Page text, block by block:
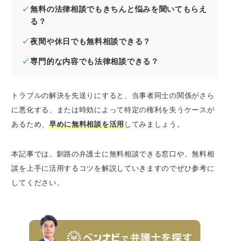
釧路の弁護士にネットトラブルの無料法律相
談をしたいとき
釧路の弁護士に無料相談するときのコツ
証拠や資料を集めておく
弁護士費用を必ず聞いておく
釧路で法律問題を解決するときの弁護士の選び
経歴の長い弁護士を選ぶ
解決したい分野に注力している弁護士を選ぶ
専門書などを監修している弁護士を選ぶ
依頼者の意向を尊重してくれる弁護士を選ぶ
まとめ｜釧路で無料法律相談できる弁護士はベ
無料の法律相談でもきちんと悩みを聞いてもらえ
る？
夜間や休日でも無料相談できる？
専門的な内容でも法律相談できる？
トラブルの解決を先送りにすると、当事者同士の関係がさら
に悪化する、または時効によって特定の権利を失うケースが
あるため、 早めに無料相談を活用してみましょう。
本記事では、釧路の弁護士に無料相談できる窓口や、無料相
談を上手に活用するコツを解説していきますのでぜひ参考に
してください。